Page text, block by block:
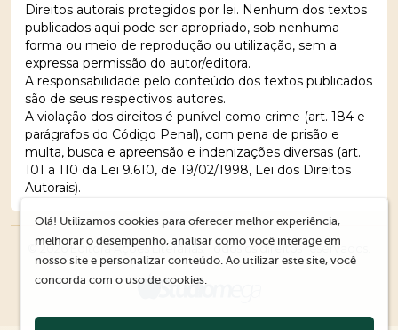
Direitos autorais protegidos por lei. Nenhum dos textos
publicados aqui pode ser apropriado, sob nenhuma
forma ou meio de reprodução ou utilização, sem a
expressa permissão do autor/editora.
A responsabilidade pelo conteúdo dos textos publicados
são de seus respectivos autores.
A violação dos direitos é punível como crime (art. 184 e
parágrafos do Código Penal), com pena de prisão e
multa, busca e apreensão e indenizações diversas (art.
101 a 110 da Lei 9.610, de 19/02/1998, Lei dos Direitos
Autorais).
© 2026 Editora Ações Literárias. Todos os direitos reservados.
Olá! Utilizamos cookies para oferecer melhor experiência,
melhorar o desempenho, analisar como você interage em
nosso site e personalizar conteúdo. Ao utilizar este site, você
concorda com o uso de cookies.